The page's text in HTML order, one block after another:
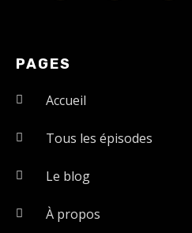
PAGES
Accueil
Tous les épisodes
Le blog
À propos